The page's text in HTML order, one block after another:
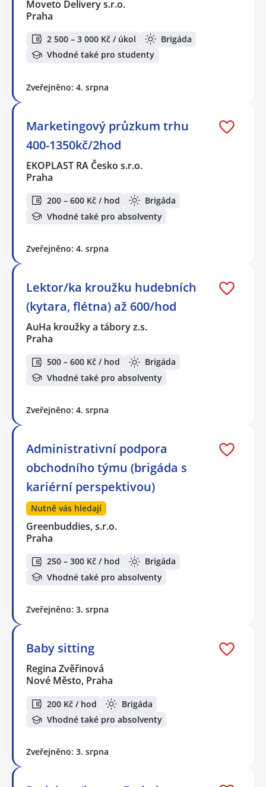
Moveto Delivery s.r.o.
Praha
2 500 – 3 000 Kč / úkol
Brigáda
Vhodné také pro studenty
Zveřejněno: 4. srpna
Marketingový průzkum trhu
400-1350kč/2hod
EKOPLAST RA Česko s.r.o.
Praha
200 – 600 Kč / hod
Brigáda
Vhodné také pro absolventy
Zveřejněno: 4. srpna
Lektor/ka kroužku hudebních
(kytara, flétna) až 600/hod
AuHa kroužky a tábory z.s.
Praha
500 – 600 Kč / hod
Brigáda
Vhodné také pro absolventy
Zveřejněno: 4. srpna
Administrativní podpora
obchodního týmu (brigáda s
kariérní perspektivou)
Nutně vás hledají
Greenbuddies, s.r.o.
Praha
250 – 300 Kč / hod
Brigáda
Vhodné také pro absolventy
Zveřejněno: 3. srpna
Baby sitting
Regina Zvěřinová
Nové Město, Praha
200 Kč / hod
Brigáda
Vhodné také pro absolventy
Zveřejněno: 3. srpna